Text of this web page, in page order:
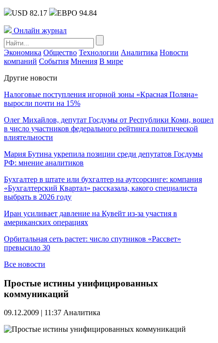
USD 82.17 ЕВРО 94.84
Онлайн журнал
Экономика Общество Технологии Аналитика Новости
компаний События Мнения В мире
Другие новости
Налоговые поступления игорной зоны «Красная Поляна»
выросли почти на 15%
Олег Михайлов, депутат Госдумы от Республики Коми, вошел
в число участников федерального рейтинга политической
влиятельности
Мария Бутина укрепила позиции среди депутатов Госдумы
РФ: мнение аналитиков
Бухгалтер в штате или бухгалтер на аутсорсинге: компания
«Бухгалтерский Квартал» рассказала, какого специалиста
выбрать в 2026 году
Иран усиливает давление на Кувейт из-за участия в
американских операциях
Орбитальная сеть растет: число спутников «Рассвет»
превысило 30
Все новости
Простые истины унифицированных
коммуникаций
09.12.2009 | 11:37 Аналитика